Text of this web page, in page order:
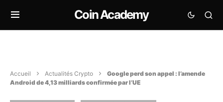
Coin Academy
Accueil Actualités Crypto
Google perd son appel : l’amende
Android de 4,13 milliards confirmée par l’UE